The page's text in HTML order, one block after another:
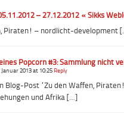
– 27.12.2012 « Sikks
Piraten! – nordlicht-development
Popcorn #3: Sammlung nicht
Januar 2013 at 10:25 Reply
Blog-Post “Zu den Waffen,
und Afrika […]